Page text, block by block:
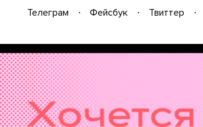
Телеграм Фейсбук Твиттер